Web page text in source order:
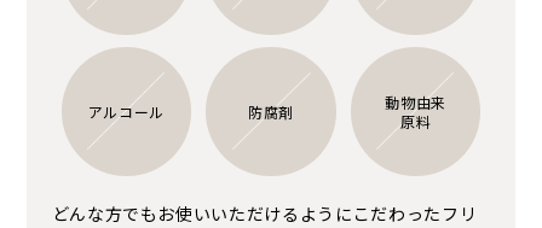
アルコール 防腐剤
動物由来
原料
どんな方でもお使いいただけるようにこだわったフリ